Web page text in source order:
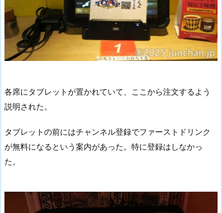
各席にタブレットが置かれていて、ここから注文するよう
説明された。
タブレットの前にはチャンネル登録でファーストドリンク
が無料になるという案内があった。特に登録はしなかっ
た。